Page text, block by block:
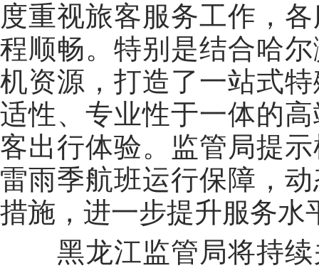
度重视旅客服务工作，
程顺畅。特别是结合哈
机资源，打造了一站式
适性、专业性于一体的
客出行体验。监管局提
雷雨季航班运行保障，
措施，进一步提升服务水
黑龙江监管局将持续